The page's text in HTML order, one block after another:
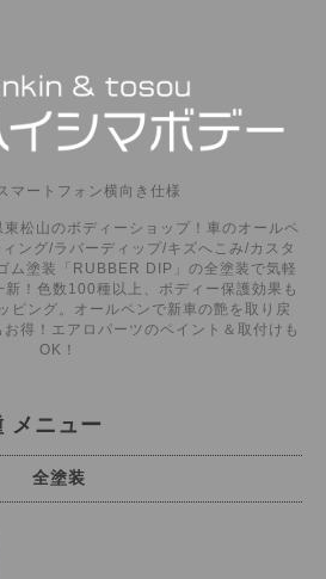
マートフォン横向き仕様
東松山のボディーショップ！車のオールペ
ング/ラバーディップ/キズへこみ/カスタ
ム塗装「RUBBER DIP」の全塗装で気軽
！色数100種以上、ボディー保護効果も
ピング。オールペンで新車の艶を取り戻
得！エアロパーツのペイント＆取付けも
OK！
メニュー
全塗装